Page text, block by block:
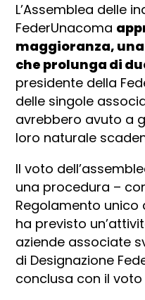
L’Assemblea delle
FederUnacoma
maggioranza,
che prolunga di
presidente della
delle singole
avrebbero avuto a
loro naturale
Il voto
una procedura –
Regolamento unico
ha previsto
aziende associate
di Designazione
conclusa con il